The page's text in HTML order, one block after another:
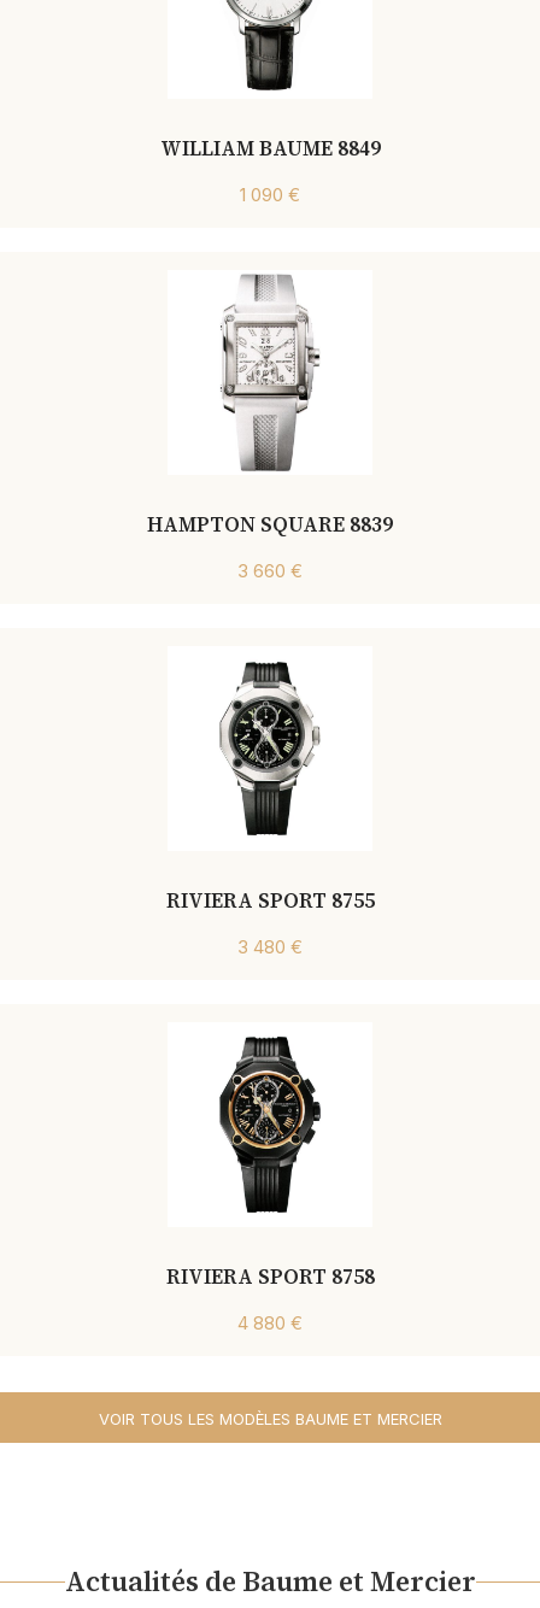
WILLIAM BAUME 8849
1 090 €
HAMPTON SQUARE 8839
3 660 €
RIVIERA SPORT 8755
3 480 €
RIVIERA SPORT 8758
4 880 €
VOIR TOUS LES MODÈLES BAUME ET MERCIER
Actualités de Baume et Mercier